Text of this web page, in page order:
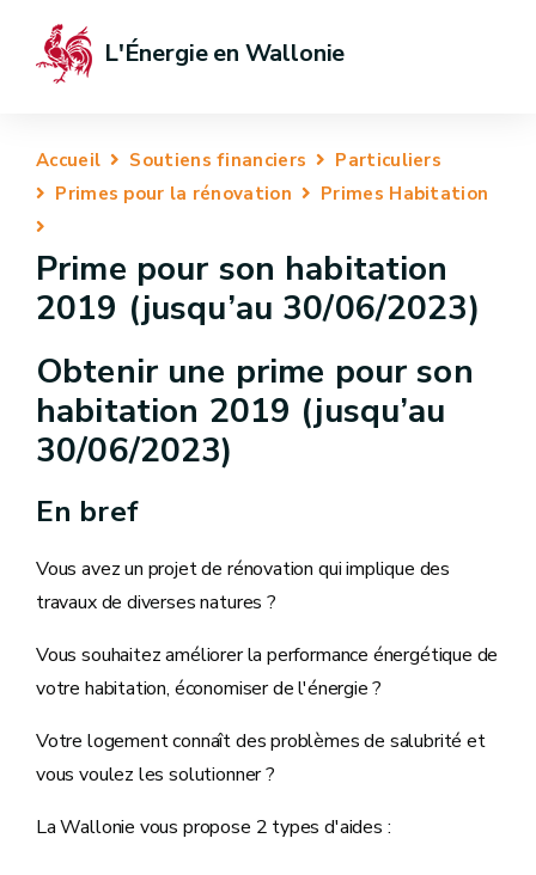
L'Énergie en Wallonie
Accueil Soutiens financiers
Particuliers
Primes pour la rénovation
Primes Habitation
Prime pour son habitation
2019 (jusqu’au 30/06/2023)
Obtenir une prime pour son
habitation 2019 (jusqu’au
30/06/2023)
En bref
Vous avez un projet de rénovation qui implique des
travaux de diverses natures ?
Vous souhaitez améliorer la performance énergétique de
votre habitation, économiser de l'énergie ?
Votre logement connaît des problèmes de salubrité et
vous voulez les solutionner ?
La Wallonie vous propose 2 types d'aides :